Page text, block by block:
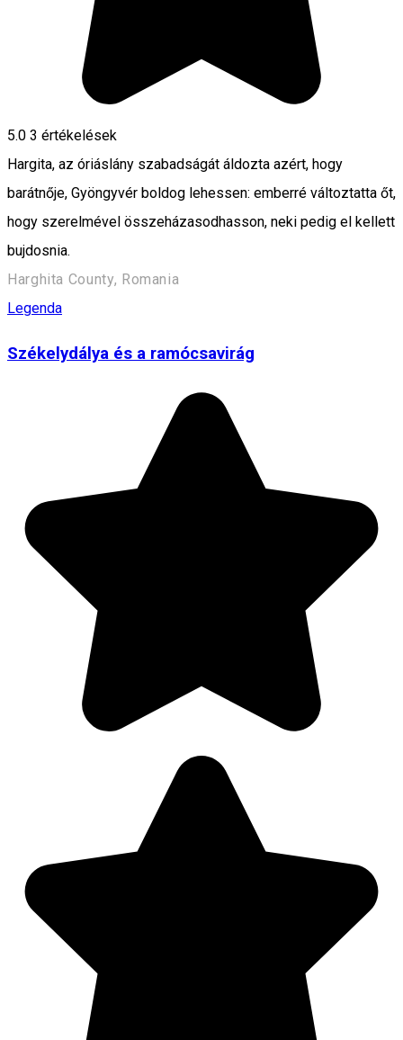
5.0 3 értékelések
Hargita, az óriáslány szabadságát áldozta azért, hogy
barátnője, Gyöngyvér boldog lehessen: emberré változtatta őt,
hogy szerelmével összeházasodhasson, neki pedig el kellett
bujdosnia.
Harghita County, Romania
Legenda
Székelydálya és a ramócsavirág